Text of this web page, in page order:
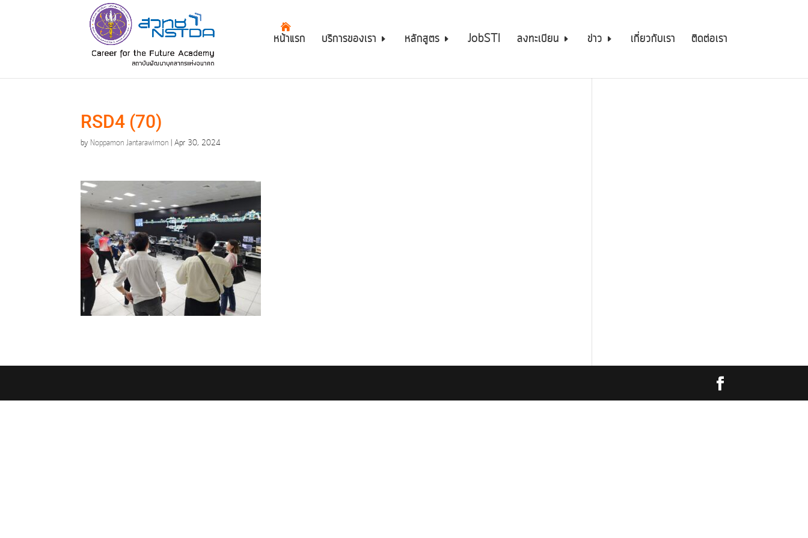
หน้าแรก บริการของเรา หลักสูตร JobSTI ลงทะเบียน ข่าว เกี่ยวกับเรา ติดต่อเรา
RSD4 (70)
by Noppamon Jantarawimon |Apr 30, 2024